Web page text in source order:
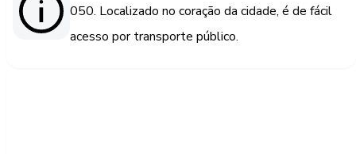
050. Localizado no coração da cidade, é de fácil
acesso por transporte público.